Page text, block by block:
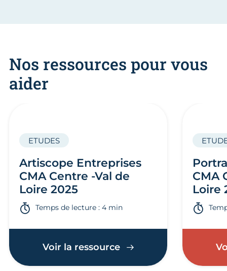
Nos ressources pour vous
aider
Artiscope Entreprises
CMA Centre -Val de
Loire 2025
ETUDES
Temps de lecture : 4 min
Voir la ressource
CMA
Loire